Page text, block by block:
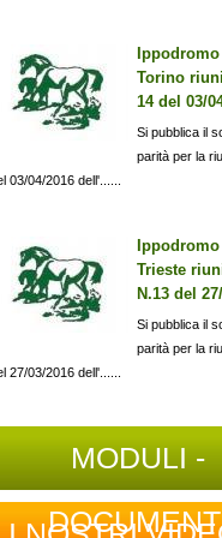
Torino
14 del 03/
Si pubblica il
parità per la
03/04/2016 dell'......
Trieste
N.13 del
Si pubblica il
parità per la
27/03/2016 dell'......
MODULI -